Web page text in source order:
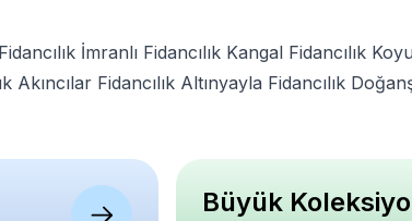
İmranlı Fidancılık Kangal Fidancılık
Akıncılar Fidancılık Altınyayla Fidancılık
Büyük